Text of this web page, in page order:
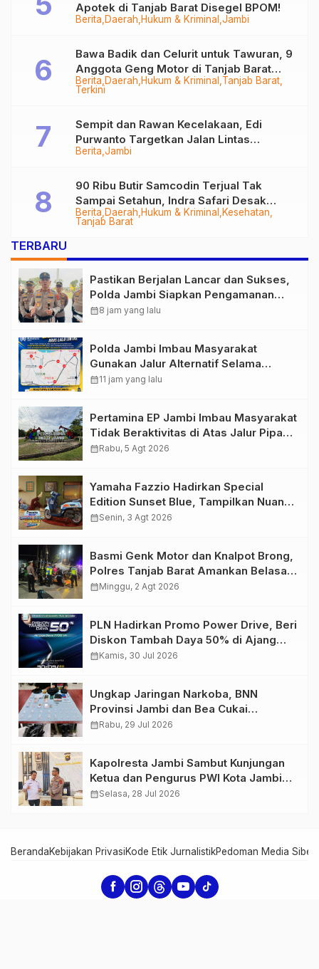
Berita Daerah Hukum & Kriminal Jambi
Apotek di Tanjab Barat Disegel BPOM!
Berita Daerah Hukum & Kriminal Tanjab Barat
Terkini
Bawa Badik dan Celurit untuk Tawuran, 9
Anggota Geng Motor di Tanjab Barat
Diringkus
Berita Jambi
Sempit dan Rawan Kecelakaan, Edi
Purwanto Targetkan Jalan Lintas
Tungkal-Jambi Mulus di 2028
Berita Daerah Hukum & Kriminal
Kesehatan
Tanjab Barat
90 Ribu Butir Samcodin Terjual Tak
Sampai Setahun, Indra Safari Desak
Audit Menyeluruh
TERBARU
Pastikan Berjalan Lancar dan Sukses,
Polda Jambi Siapkan Pengamanan
Berlapis untuk 8.750 Pelari, 1.848
calendar_month8 jam yang lalu
Polda Jambi Imbau Masyarakat
Gunakan Jalur Alternatif Selama
Pelaksanaan Presisi Merdeka Run
calendar_month11 jam yang lalu
Pertamina EP Jambi Imbau Masyarakat
Tidak Beraktivitas di Atas Jalur Pipa
Migas Demi Keselamatan Bersama
calendar_monthRabu, 5 Agt 2026
Yamaha Fazzio Hadirkan Special
Edition Sunset Blue, Tampilkan Nuansa
Retro Summer yang Semakin Skena
calendar_monthSenin, 3 Agt 2026
Basmi Genk Motor dan Knalpot Brong,
Polres Tanjab Barat Amankan Belasan
Kendaraan
calendar_monthMinggu, 2 Agt 2026
PLN Hadirkan Promo Power Drive, Beri
Diskon Tambah Daya 50% di Ajang
GIIAS 2026
calendar_monthKamis, 30 Jul 2026
Ungkap Jaringan Narkoba, BNN
Provinsi Jambi dan Bea Cukai
Amankan Sembilan Pelaku beserta
calendar_monthRabu, 29 Jul 2026
Kapolresta Jambi Sambut Kunjungan
Ketua dan Pengurus PWI Kota Jambi
Perkuat Sinergi dan Kolaborasi
calendar_monthSelasa, 28 Jul 2026
BerandaKebijakan PrivasiKode Etik JurnalistikPedoman Media Siber